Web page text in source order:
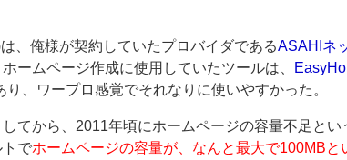
、俺様が契約していたプロバイダであるASAHIネ
ームページ作成に使用していたツールは、
り、ワープロ感覚でそれなりに使いやすかった。
てから、2011年頃にホームページの容量不足と
トでホームページの容量が、なんと最大で100MBと